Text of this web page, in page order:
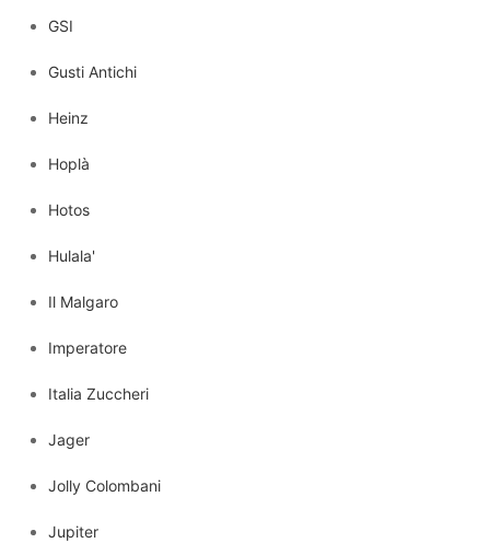
GSI
Gusti Antichi
Heinz
Hoplà
Hotos
Hulala'
Il Malgaro
Imperatore
Italia Zuccheri
Jager
Jolly Colombani
Jupiter